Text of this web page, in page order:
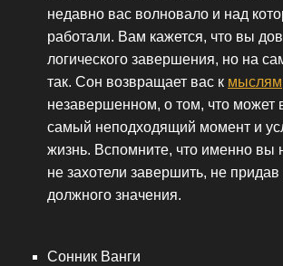
недавно вас волновало и над
работали. Вам кажется, что вы
логического завершения, но на
так. Сон возвращает вас к мыслям
незавершенном, о том, что может
самый неподходящий момент и
жизнь. Вспомните, что именно вы
не захотели завершить, не придав
должного значения.
Сонник Ванги